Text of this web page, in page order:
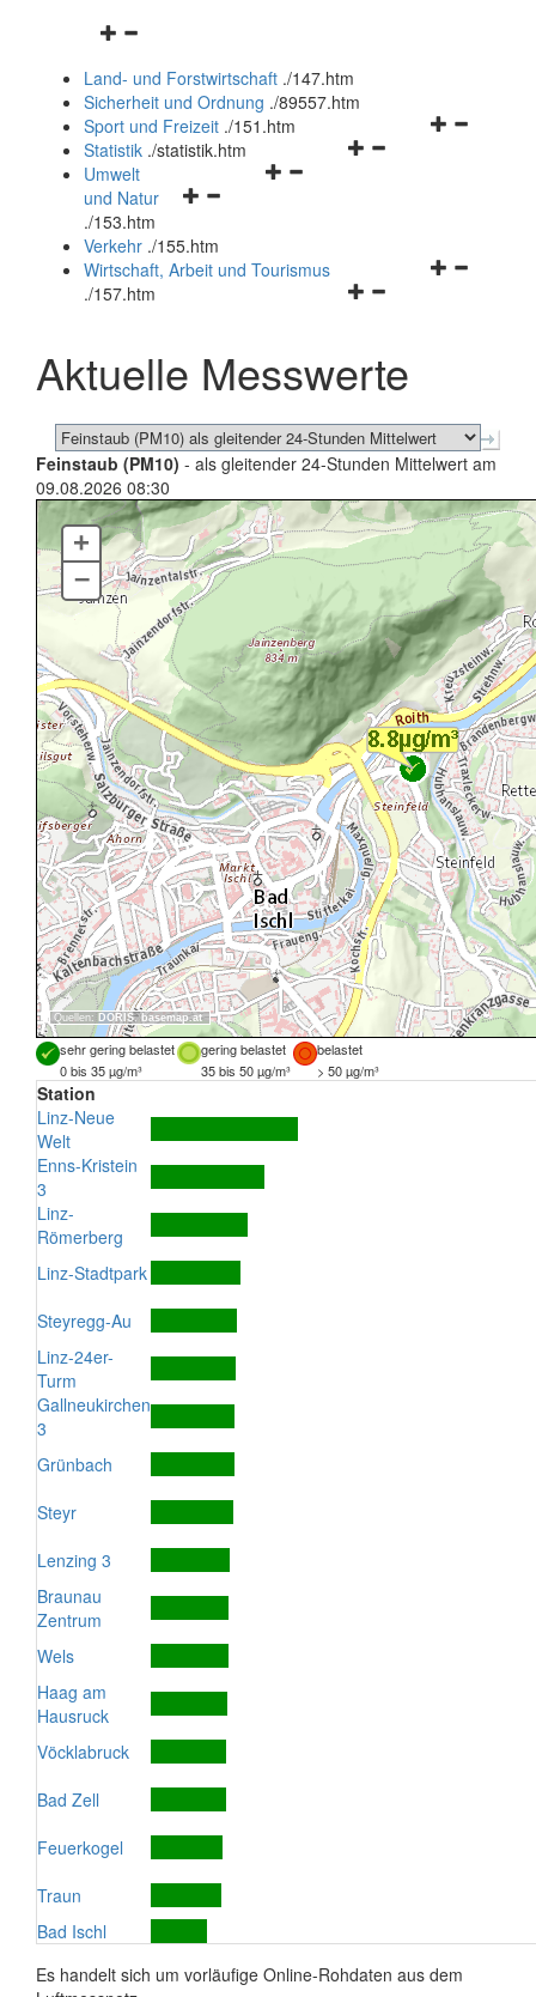
Navigationsmenü
und
schließen
Land- und Forstwirtschaft ./147.htm
Sicherheit und Ordnung ./89557.htm
Navigationsmenü
Sport und Freizeit ./151.htm
Navigationsmenü
Statistik ./statistik.htm
Navigationsmenü
und
schließen
Umwelt
und Natur
./153.htm
Verkehr ./155.htm
Navigationsmenü
schließen
Wirtschaft, Arbeit und Tourismus
./157.htm
Aktuelle Messwerte
Feinstaub (PM10) - als gleitender 24-Stunden Mittelwert am
09.08.2026 08:30
Quellen: DORIS, basemap.at
+
–
sehr gering belastet gering belastet
belastet
0 bis 35 µg/m³
35 bis 50 µg/m³ > 50 µg/m³
Station
Linz-Neue
Welt
Enns-Kristein
3
Linz-
Römerberg
Linz-Stadtpark
Steyregg-Au
Linz-24er-
Turm
Gallneukirchen
3
Grünbach
Steyr
Lenzing 3
Braunau
Zentrum
Wels
Haag am
Hausruck
Vöcklabruck
Bad Zell
Feuerkogel
Traun
Bad Ischl
Es handelt sich um vorläufige Online-Rohdaten aus dem